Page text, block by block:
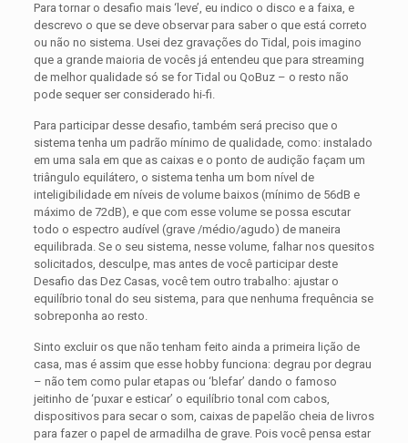
Para tornar o desafio mais ‘leve’, eu indico o disco e a faixa, e
descrevo o que se deve observar para saber o que está correto
ou não no sistema. Usei dez gravações do Tidal, pois imagino
que a grande maioria de vocês já entendeu que para streaming
de melhor qualidade só se for Tidal ou QoBuz – o resto não
pode sequer ser considerado hi-fi.
Para participar desse desafio, também será preciso que o
sistema tenha um padrão mínimo de qualidade, como: instalado
em uma sala em que as caixas e o ponto de audição façam um
triângulo equilátero, o sistema tenha um bom nível de
inteligibilidade em níveis de volume baixos (mínimo de 56dB e
máximo de 72dB), e que com esse volume se possa escutar
todo o espectro audível (grave /médio/agudo) de maneira
equilibrada. Se o seu sistema, nesse volume, falhar nos quesitos
solicitados, desculpe, mas antes de você participar deste
Desafio das Dez Casas, você tem outro trabalho: ajustar o
equilíbrio tonal do seu sistema, para que nenhuma frequência se
sobreponha ao resto.
Sinto excluir os que não tenham feito ainda a primeira lição de
casa, mas é assim que esse hobby funciona: degrau por degrau
– não tem como pular etapas ou ‘blefar’ dando o famoso
jeitinho de ‘puxar e esticar’ o equilíbrio tonal com cabos,
dispositivos para secar o som, caixas de papelão cheia de livros
para fazer o papel de armadilha de grave. Pois você pensa estar